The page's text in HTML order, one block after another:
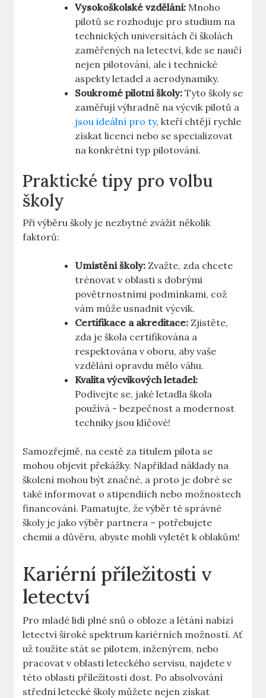
Vysokoškolské vzdělání: Mnoho
pilotů se rozhoduje pro studium na⁢
technických universitách či školách
zaměřených ⁤na letectví, kde se‍ naučí
nejen pilotování, ‍ale i technické‌
aspekty ⁤letadel a aerodynamiky.
Soukromé⁢ pilotní školy: Tyto školy⁣ se
zaměřují výhradně na výcvik‌ pilotů⁤ a⁣
jsou ideální pro ‍ty,⁢ kteří chtějí rychle
získat licenci nebo se specializovat
na konkrétní typ pilotování.
Praktické tipy pro volbu
školy
Při výběru školy je⁤ nezbytné zvážit několik
faktorů:
Umístění školy: Zvažte, zda chcete
trénovat v oblasti s dobrými
povětrnostními podmínkami, což
‍vám může usnadnit výcvik.
Certifikace a akreditace: Zjistěte,
zda je škola certifikována a
respektována ‌v oboru, aby ⁤vaše
vzdělání opravdu mělo váhu.
Kvalita výcvikových letadel:
Podívejte se, jaké letadla​ škola
používá ⁤- ‍bezpečnost a ‍modernost
techniky‍ jsou⁣ klíčové!
Samozřejmě, na cestě ⁢za titulem pilota se
mohou objevit překážky. Například náklady na
školení‌ mohou být značné, a proto je dobré⁤ se ​
také ⁤informovat o stipendiích nebo možnostech
financování. Pamatujte, že výběr té správné
⁤školy je jako výběr partnera – potřebujete​
chemii ⁣a důvěru, abyste mohli vyletět k oblakům!
Kariérní ⁢příležitosti⁢ v​
letectví
Pro mladé lidi⁣ plné snů o obloze a létání nabízí
letectví široké⁤ spektrum ⁢kariérních možností. Ať
už toužíte stát se pilotem, ​inženýrem, nebo
pracovat v oblasti leteckého servisu, najdete ‍v
této oblasti příležitostí dost. Po absolvování⁣
střední letecké​ školy můžete⁢ nejen ⁤získat